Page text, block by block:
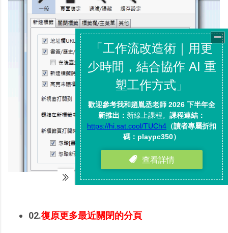
02.復原更多最近關閉的分頁